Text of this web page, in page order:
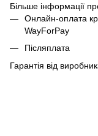
Більше інформації
Онлайн-оплата
WayForPay
Післяплата
Гарантія від